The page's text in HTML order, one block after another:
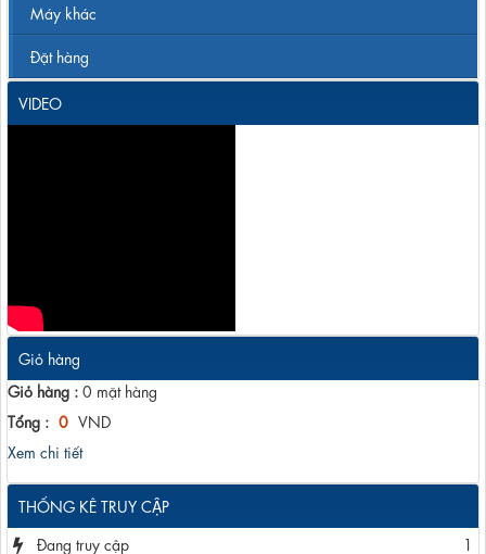
Máy khác
Đặt hàng
VIDEO
Giỏ hàng
Giỏ hàng : 0 mặt hàng
Tổng : 0 VND
Xem chi tiết
THỐNG KÊ TRUY CẬP
Đang truy cập
1